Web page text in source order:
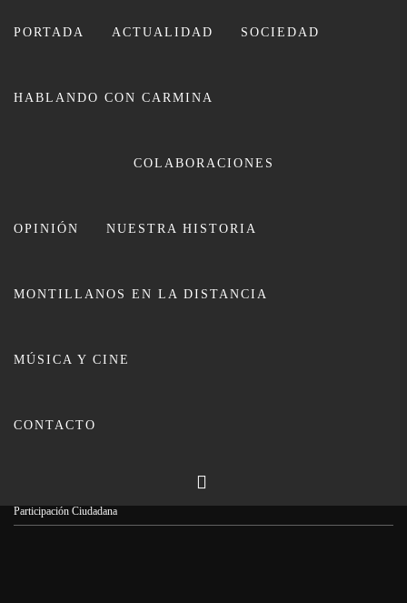
PORTADA ACTUALIDAD SOCIEDAD
HABLANDO CON CARMINA
COLABORACIONES
OPINIÓN NUESTRA HISTORIA
MONTILLANOS EN LA DISTANCIA
MÚSICA Y CINE
CONTACTO
CARMINA LEIVA
El personaje “Monti” trata de
Participación Ciudadana